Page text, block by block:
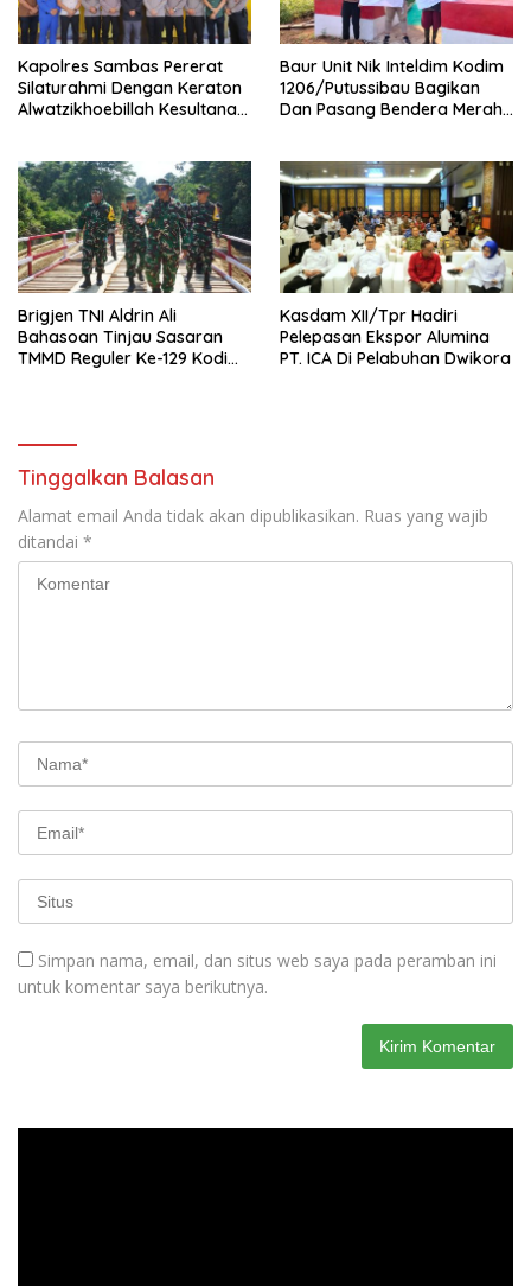
‎Kapolres Sambas Pererat
Silaturahmi Dengan Keraton
Alwatzikhoebillah Kesultanan
Baur Unit Nik Inteldim Kodim
1206/Putussibau Bagikan
Dan Pasang Bendera Merah
Brigjen TNI Aldrin Ali
Bahasoan Tinjau Sasaran
TMMD Reguler Ke-129 Kodim
Kasdam XII/Tpr Hadiri
Pelepasan Ekspor Alumina
PT. ICA Di Pelabuhan Dwikora
Tinggalkan Balasan
Alamat email Anda tidak akan dipublikasikan. Ruas yang wajib
ditandai *
Simpan nama, email, dan situs web saya pada peramban ini
untuk komentar saya berikutnya.